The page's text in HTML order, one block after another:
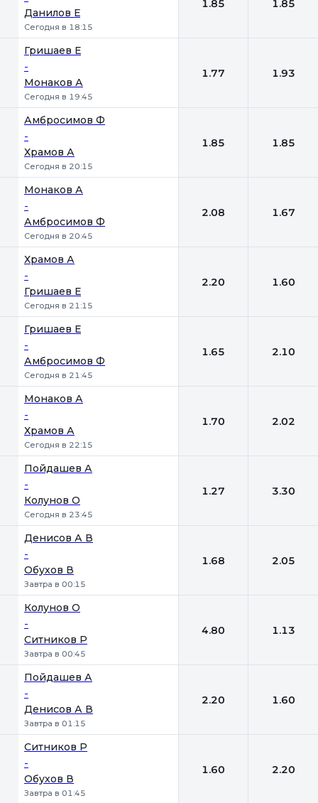
Данилов Е
Сегодня в 18:15
1.85 1.85
Гришаев Е
-
Монаков А
Сегодня в 19:45
1.77 1.93
Амбросимов Ф
-
Храмов А
Сегодня в 20:15
1.85 1.85
Монаков А
-
Амбросимов Ф
Сегодня в 20:45
2.08 1.67
Храмов А
-
Гришаев Е
Сегодня в 21:15
2.20 1.60
Гришаев Е
-
Амбросимов Ф
Сегодня в 21:45
1.65 2.10
Монаков А
-
Храмов А
Сегодня в 22:15
1.70 2.02
Пойдашев А
-
Колунов О
Сегодня в 23:45
1.27 3.30
Денисов А В
-
Обухов В
Завтра в 00:15
1.68 2.05
Колунов О
-
Ситников Р
Завтра в 00:45
4.80 1.13
Пойдашев А
-
Денисов А В
Завтра в 01:15
2.20 1.60
Ситников Р
-
Обухов В
Завтра в 01:45
1.60 2.20